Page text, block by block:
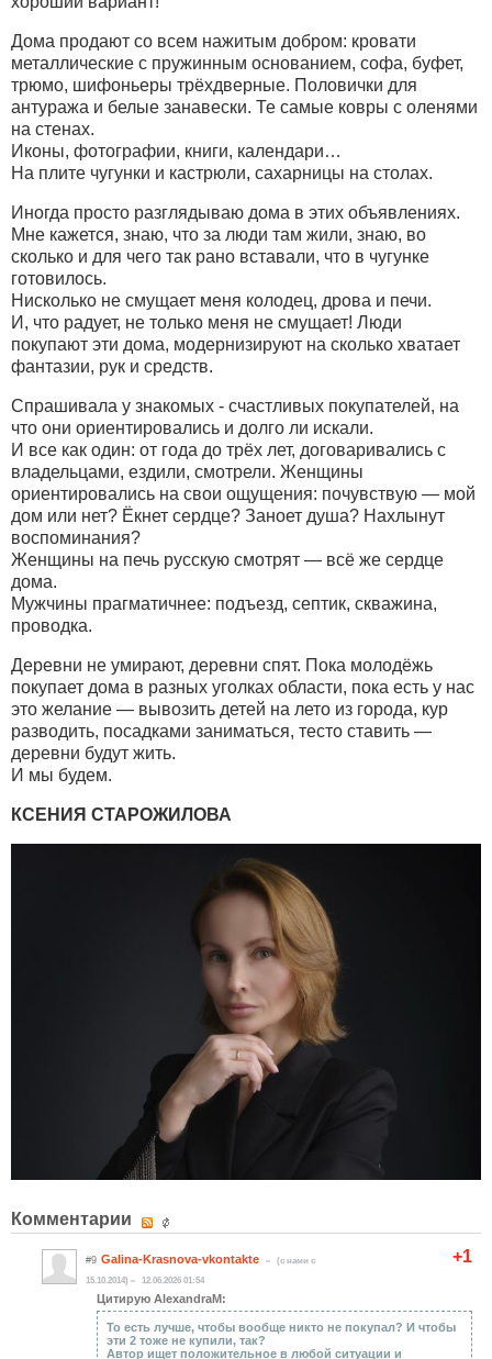
Дома продают со всем нажитым добром: кровати
металлические с пружинным основанием, софа, буфет,
трюмо, шифоньеры трёхдверные. Половички для
антуража и белые занавески. Те самые ковры с оленями
на стенах.
Иконы, фотографии, книги, календари…
На плите чугунки и кастрюли, сахарницы на столах.
Иногда просто разглядываю дома в этих объявлениях.
Мне кажется, знаю, что за люди там жили, знаю, во
сколько и для чего так рано вставали, что в чугунке
готовилось.
Нисколько не смущает меня колодец, дрова и печи.
И, что радует, не только меня не смущает! Люди
покупают эти дома, модернизируют на сколько хватает
фантазии, рук и средств.
Спрашивала у знакомых - счастливых покупателей, на
что они ориентировались и долго ли искали.
И все как один: от года до трёх лет, договаривались с
владельцами, ездили, смотрели. Женщины
ориентировались на свои ощущения: почувствую — мой
дом или нет? Ёкнет сердце? Заноет душа? Нахлынут
воспоминания?
Женщины на печь русскую смотрят — всё же сердце
дома.
Мужчины прагматичнее: подъезд, септик, скважина,
проводка.
Деревни не умирают, деревни спят. Пока молодёжь
покупает дома в разных уголках области, пока есть у нас
это желание — вывозить детей на лето из города, кур
разводить, посадками заниматься, тесто ставить —
деревни будут жить.
И мы будем.
КСЕНИЯ СТАРОЖИЛОВА
Комментарии
+1
#9 Galina-Krasnova-vkontakte
(c нами с
15.10.2014)
12.06.2026 01:54
Цитирую AlexandraM:
То есть лучше, чтобы вообще никто не покупал? И чтобы
эти 2 тоже не купили, так?
Автор ищет положительное в любой ситуации и